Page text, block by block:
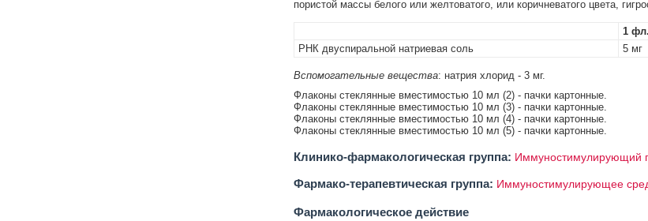
пористой массы белого или желтоватого, или коричневатого цвета,
1 фл.
РНК двуспиральной натриевая соль
5 мг
Вспомогательные вещества: натрия хлорид - 3 мг.
Флаконы стеклянные вместимостью 10 мл (2) - пачки картонные.
Флаконы стеклянные вместимостью 10 мл (3) - пачки картонные.
Флаконы стеклянные вместимостью 10 мл (4) - пачки картонные.
Флаконы стеклянные вместимостью 10 мл (5) - пачки картонные.
Клинико-фармакологическая группа: Иммуностимулирующий
Фармако-терапевтическая группа: Иммуностимулирующее
Фармакологическое действие